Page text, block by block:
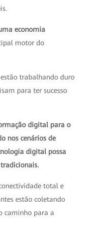
economia
motor do
trabalhando duro
para ter sucesso
digital para o
nos cenários de
digital possa
total e
estão coletando
caminho para a